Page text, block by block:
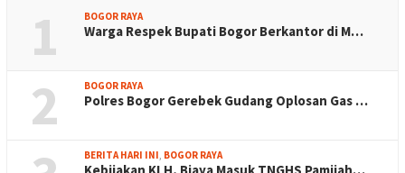
1 BOGOR RAYA
Warga Respek Bupati Bogor Berkantor di M…
2 BOGOR RAYA
Polres Bogor Gerebek Gudang Oplosan Gas …
BERITA HARI INI BOGOR RAYA